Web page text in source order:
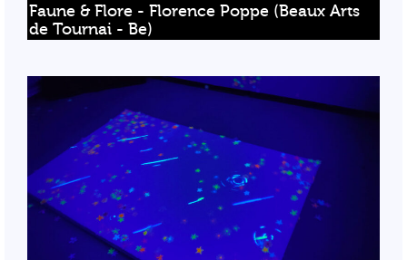
Faune & Flore - Florence Poppe (Beaux Arts
de Tournai - Be)